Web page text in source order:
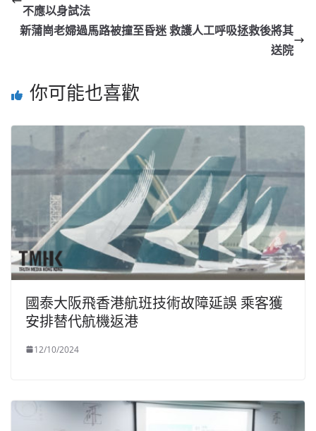
不應以身試法
新蒲崗老婦過馬路被撞至昏迷 救護人工呼吸拯救後將其
送院
你可能也喜歡
國泰大阪飛香港航班技術故障延誤 乘客獲
安排替代航機返港
12/10/2024